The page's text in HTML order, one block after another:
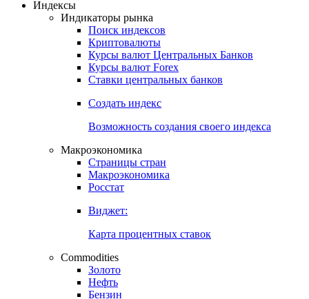
Откройте глобальную базу данных
Получить доступ
Индикаторы рынка
Поиск индексов
Курсы валют Центральных Банков
Ставки центральных банков
Создать индекс
Возможность создания своего индекса
Страницы стран
Росстат
Виджет:
Карта процентных ставок